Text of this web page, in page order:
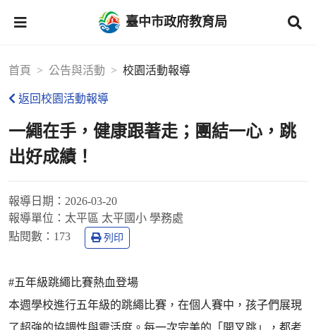
臺中市政府教育局
首頁 公告與活動 校園活動報導
返回校園活動報導
一繩在手，健康跟著走；團結一心，跳
出好成績！
報導日期： 2026-03-20
報導單位： 太平區 太平國小 學務處
點閱數： 173 列印
#五年級跳繩比賽熱血登場
本週學校進行五年級的跳繩比賽，在個人賽中，孩子們展現
了超強的協調性與靈活度。每一次完美的「開叉跳」，都考